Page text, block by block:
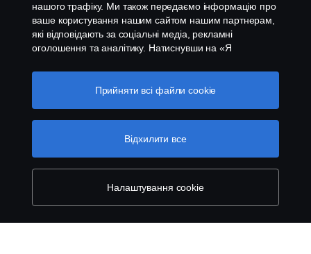
Налаштування cookies
CV AB (publ). ТОВ "Сканія Україна", 08004,
Київська область, Бучанський район, с.Калинівка,
вул. Київська 37; тел.+380 44 363-0-363
нашого трафіку. Ми також передаємо інформацію про
ваше користування нашим сайтом нашим партнерам,
які відповідають за соціальні медіа, рекламні
оголошення та аналітику. Натиснувши на «Я
згоду на використання всіх файлів cookies та на
передачу інформації. Ви також можете керувати
ми використовуємо файли cookie, відвідайте сторінку
про cookie на нашому сайті, натиснувши на посилання
під цим текстом. Cookie policy
Налаштування cookie
Відхилити все
Прийняти всі файли сookie